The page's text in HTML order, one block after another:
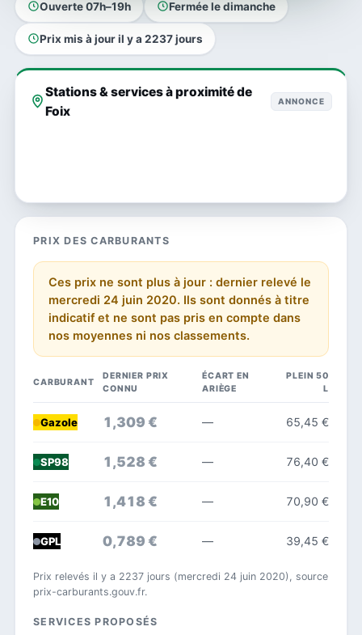
Ouverte 07h–19h Fermée le dimanche
Prix mis à jour il y a 2237 jours
Stations & services à proximité de
Foix
ANNONCE
PRIX DES CARBURANTS
Ces prix ne sont plus à jour : dernier relevé le
mercredi 24 juin 2020. Ils sont donnés à titre
indicatif et ne sont pas pris en compte dans
nos moyennes ni nos classements.
CARBURANT
DERNIER PRIX
CONNU
ÉCART EN
ARIÈGE
PLEIN 50
L
Gazole 1,309 € — 65,45 €
SP98 1,528 € — 76,40 €
E10 1,418 € — 70,90 €
GPL 0,789 € — 39,45 €
Prix relevés il y a 2237 jours (mercredi 24 juin 2020), source
prix-carburants.gouv.fr.
SERVICES PROPOSÉS